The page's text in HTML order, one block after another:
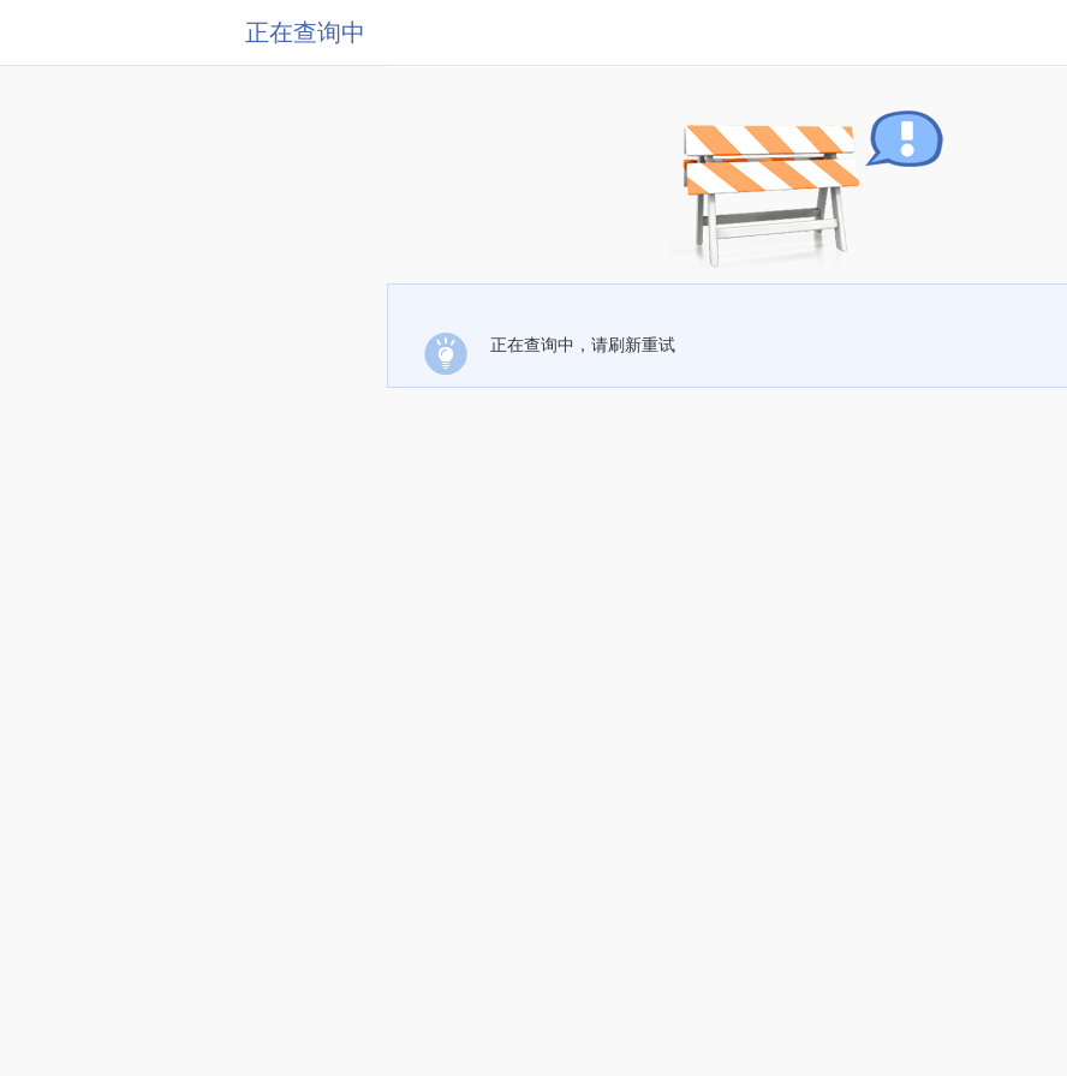
正在查询中
正在查询中，请刷新重试